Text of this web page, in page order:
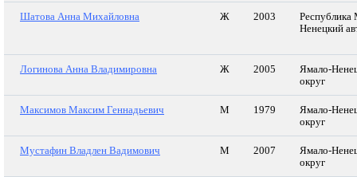
Шатова Анна Михайловна Ж 2003
Ненецкий
Логинова Анна Владимировна Ж 2005
Ямало-
округ
Максимов Максим Геннадьевич М 1979
Ямало-
округ
Мустафин Владлен Вадимович М 2007
Ямало-
округ